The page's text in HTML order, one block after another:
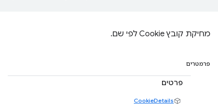
מחיקת קובץ Cookie לפי שם.
פרמטרים
פרטים
CookieDetails